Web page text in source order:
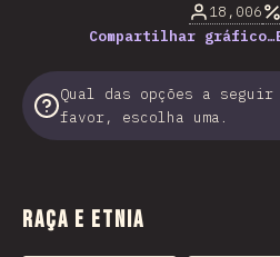
18,006
Compartilhar gráfico…
Qual das opções a seguir
favor, escolha uma.
Raça e etnia